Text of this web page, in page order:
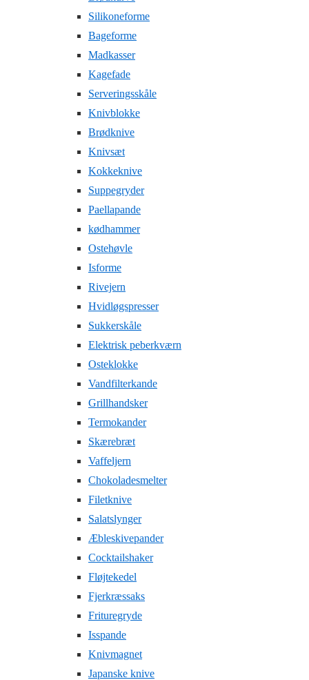
Silikoneforme
Bageforme
Madkasser
Kagefade
Serveringsskåle
Knivblokke
Brødknive
Knivsæt
Kokkeknive
Suppegryder
Paellapande
kødhammer
Ostehøvle
Isforme
Rivejern
Hvidløgspresser
Sukkerskåle
Elektrisk peberkværn
Osteklokke
Vandfilterkande
Grillhandsker
Termokander
Skærebræt
Vaffeljern
Chokoladesmelter
Filetknive
Salatslynger
Æbleskivepander
Cocktailshaker
Fløjtekedel
Fjerkræssaks
Frituregryde
Isspande
Knivmagnet
Japanske knive